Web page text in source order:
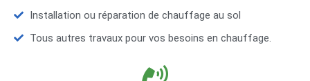
Installation ou réparation de chauffage au sol
Tous autres travaux pour vos besoins en chauffage.